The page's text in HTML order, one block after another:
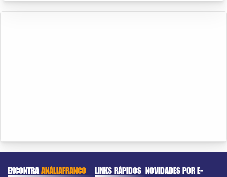
ENCONTRAANÁLIAFRANCO LINKS RÁPIDOS NOVIDADES POR E-